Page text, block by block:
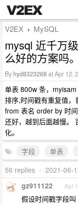
V2EX › MySQL
mysql 近千万
么好的方案吗。
By hyd8323268at Apr 12,
单表 800w 条，
排序,时间戳有重复值
from 表名 order by 时
还好，越到后面越慢。
化。
字段
单表
56 replies • 2021-06-
gz911122 Apr
假设时间戳字段叫